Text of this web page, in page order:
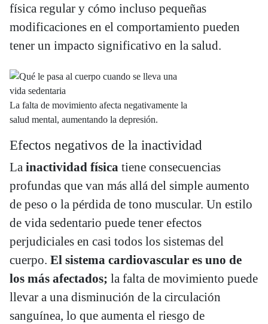
física regular y cómo incluso pequeñas
modificaciones en el comportamiento pueden
tener un impacto significativo en la salud.
La falta de movimiento afecta negativamente la
salud mental, aumentando la depresión.
Efectos negativos de la inactividad
La inactividad física tiene consecuencias
profundas que van más allá del simple aumento
de peso o la pérdida de tono muscular. Un estilo
de vida sedentario puede tener efectos
perjudiciales en casi todos los sistemas del
cuerpo. El sistema cardiovascular es uno de
los más afectados; la falta de movimiento puede
llevar a una disminución de la circulación
sanguínea, lo que aumenta el riesgo de